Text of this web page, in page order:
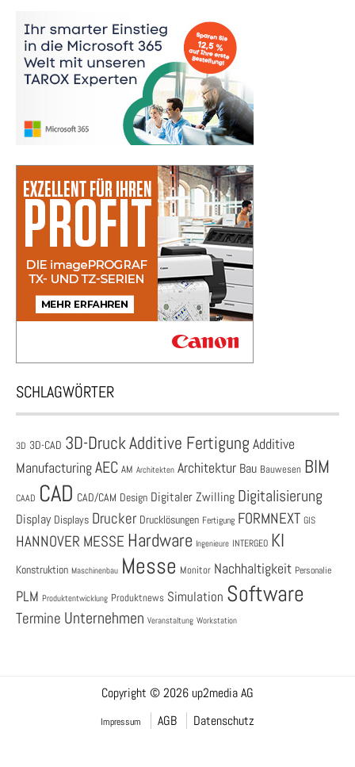
SCHLAGWÖRTER
3D 3D-CAD 3D-DruckAdditive Fertigung Additive
ManufacturingAEC AM Architekten Architektur Bau Bauwesen BIM
CAAD CAD CAD/CAM Design Digitaler Zwilling Digitalisierung
Display Displays Drucker Drucklösungen Fertigung FORMNEXT GIS
HANNOVER MESSE Hardware Ingenieure INTERGEO KI
Konstruktion Maschinenbau Messe Monitor Nachhaltigkeit Personalie
PLM Produktentwicklung Produktnews Simulation Software
Termine Unternehmen Veranstaltung Workstation
Copyright © 2026 up2media AG
Impressum AGB Datenschutz